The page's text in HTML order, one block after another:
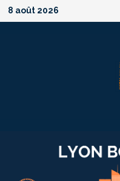
Passer
au
8 août 2026